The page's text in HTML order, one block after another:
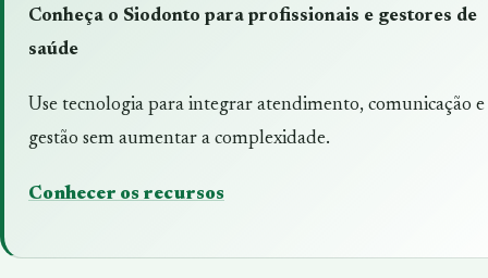
Conheça o Siodonto para profissionais e gestores de
saúde
Use tecnologia para integrar atendimento, comunicação e
gestão sem aumentar a complexidade.
Conhecer os recursos